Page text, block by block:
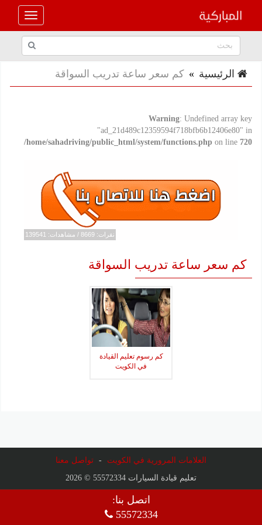
الرئيسية » كم سعر ساعة تدريب السواقة
Warning: Undefined array key
"ad_21d489c12359594f718bfb6b12406e80" in
/home/sahadriving/public_html/system/functions.php on line 720
نقرات: 8669 / مشاهدات: 139541
كم سعر ساعة تدريب السواقة
كم رسوم تعليم القيادة
في الكويت
العلامات المرورية في الكويت - تواصل معنا
تعليم قيادة السيارات 55572334 © 2026
اتصل بنا:
55572334